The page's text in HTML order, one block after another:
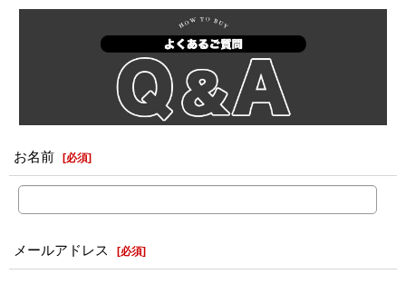
お名前 [必須]
メールアドレス [必須]